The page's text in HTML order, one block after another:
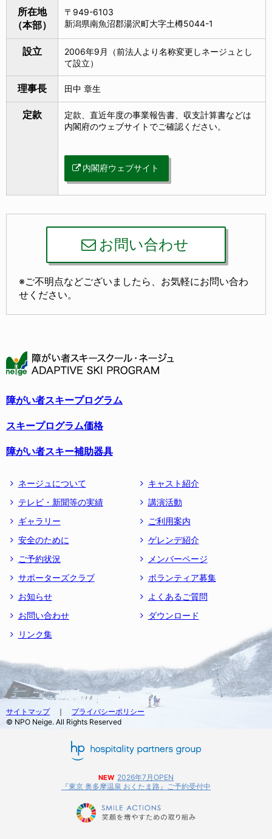
所在地
（本部）
〒949-6103
新潟県南魚沼郡湯沢町大字土樽5044-1
設立
2006年9月（前法人より名称変更しネージュとし
て設立）
理事長 田中 章生
定款
定款、直近年度の事業報告書、収支計算書などは
内閣府のウェブサイトでご確認ください。
内閣府ウェブサイト
お問い合わせ
※ご不明点などございましたら、お気軽にお問い合わ
せください。
障がい者スキープログラム
スキープログラム価格
障がい者スキー補助器具
ネージュについて
キャスト紹介
テレビ・新聞等の実績
講演活動
ギャラリー
ご利用案内
安全のために
ゲレンデ紹介
ご予約状況
メンバーページ
サポーターズクラブ
ボランティア募集
お知らせ
よくあるご質問
お問い合わせ
ダウンロード
リンク集
サイトマップ｜ プライバシーポリシー
© NPO Neige. All Rights Reserved
NEW 2026年7月OPEN
『東京 奥多摩温泉 おくたま路』ご予約受付中